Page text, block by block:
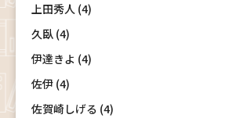
上田秀人 (4)
久臥 (4)
伊達きよ (4)
佐伊 (4)
佐賀崎しげる (4)